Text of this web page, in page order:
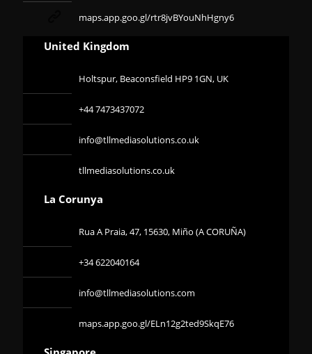
maps.app.goo.gl/rtr8jvBYouNhHgny6
United Kingdom
Holtspur, Beaconsfield HP9 1GN, UK
+44 7473437072
info@tllmediasolutions.co.uk
tllmediasolutions.co.uk
La Corunya
Rua A Praia, 47, 15630, Miño (A CORUÑA)
+34 622040164
info@tllmediasolutions.com
maps.app.goo.gl/ELn12g2ted9SkqE76